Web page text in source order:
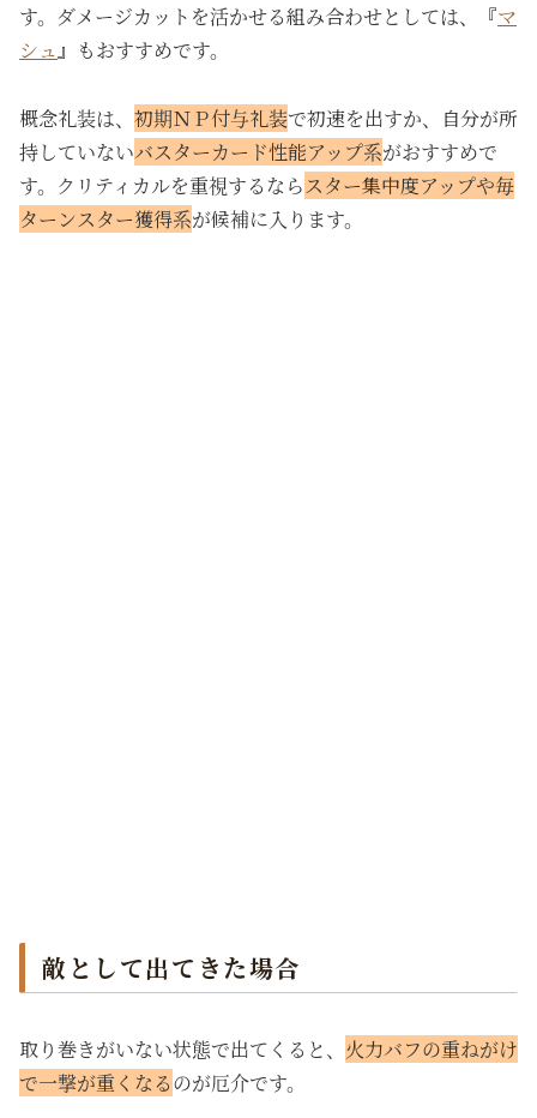
す。ダメージカットを活かせる組み合わせとしては、『マ
シュ』もおすすめです。
概念礼装は、 初期ＮＰ付与礼装で初速を出すか、自分が所
持していないバスターカード性能アップ系がおすすめで
す。クリティカルを重視するなら スター集中度アップや毎
ターンスター獲得系が候補に入ります。
敵として出てきた場合
取り巻きがいない状態で出てくると、 火力バフの重ねがけ
で一撃が重くなるのが厄介です。